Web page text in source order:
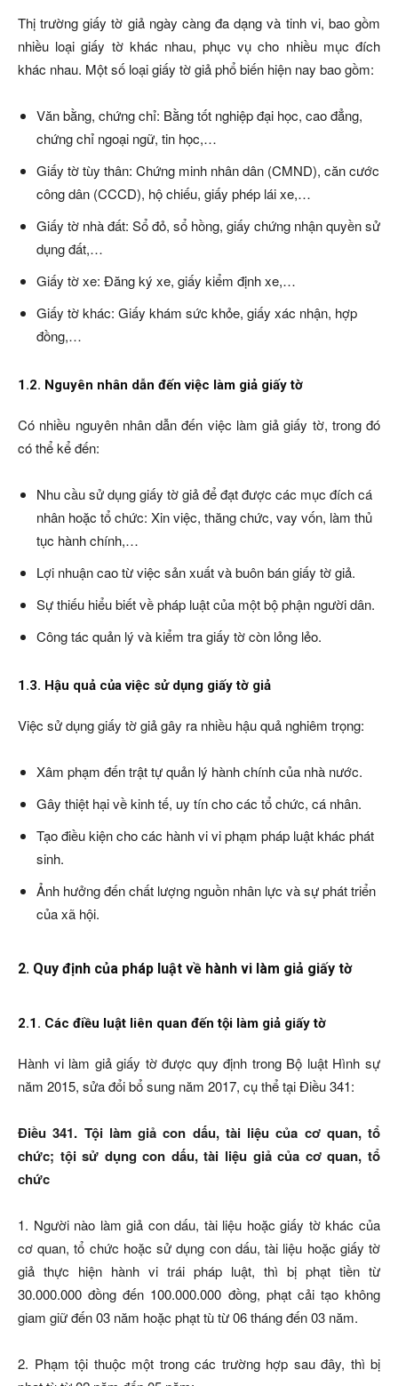
Thị trường giấy tờ giả ngày càng đa dạng và tinh vi, bao gồm
nhiều loại giấy tờ khác nhau, phục vụ cho nhiều mục đích
khác nhau. Một số loại giấy tờ giả phổ biến hiện nay bao gồm:
Văn bằng, chứng chỉ: Bằng tốt nghiệp đại học, cao đẳng,
chứng chỉ ngoại ngữ, tin học,…
Giấy tờ tùy thân: Chứng minh nhân dân (CMND), căn cước
công dân (CCCD), hộ chiếu, giấy phép lái xe,…
Giấy tờ nhà đất: Sổ đỏ, sổ hồng, giấy chứng nhận quyền sử
dụng đất,…
Giấy tờ xe: Đăng ký xe, giấy kiểm định xe,…
Giấy tờ khác: Giấy khám sức khỏe, giấy xác nhận, hợp
đồng,…
1.2. Nguyên nhân dẫn đến việc làm giả giấy tờ
Có nhiều nguyên nhân dẫn đến việc làm giả giấy tờ, trong đó
có thể kể đến:
Nhu cầu sử dụng giấy tờ giả để đạt được các mục đích cá
nhân hoặc tổ chức: Xin việc, thăng chức, vay vốn, làm thủ
tục hành chính,…
Lợi nhuận cao từ việc sản xuất và buôn bán giấy tờ giả.
Sự thiếu hiểu biết về pháp luật của một bộ phận người dân.
Công tác quản lý và kiểm tra giấy tờ còn lỏng lẻo.
1.3. Hậu quả của việc sử dụng giấy tờ giả
Việc sử dụng giấy tờ giả gây ra nhiều hậu quả nghiêm trọng:
Xâm phạm đến trật tự quản lý hành chính của nhà nước.
Gây thiệt hại về kinh tế, uy tín cho các tổ chức, cá nhân.
Tạo điều kiện cho các hành vi vi phạm pháp luật khác phát
sinh.
Ảnh hưởng đến chất lượng nguồn nhân lực và sự phát triển
của xã hội.
2. Quy định của pháp luật về hành vi làm giả giấy tờ
2.1. Các điều luật liên quan đến tội làm giả giấy tờ
Hành vi làm giả giấy tờ được quy định trong Bộ luật Hình sự
năm 2015, sửa đổi bổ sung năm 2017, cụ thể tại Điều 341:
Điều 341. Tội làm giả con dấu, tài liệu của cơ quan, tổ
chức; tội sử dụng con dấu, tài liệu giả của cơ quan, tổ
chức
1. Người nào làm giả con dấu, tài liệu hoặc giấy tờ khác của
cơ quan, tổ chức hoặc sử dụng con dấu, tài liệu hoặc giấy tờ
giả thực hiện hành vi trái pháp luật, thì bị phạt tiền từ
30.000.000 đồng đến 100.000.000 đồng, phạt cải tạo không
giam giữ đến 03 năm hoặc phạt tù từ 06 tháng đến 03 năm.
2. Phạm tội thuộc một trong các trường hợp sau đây, thì bị